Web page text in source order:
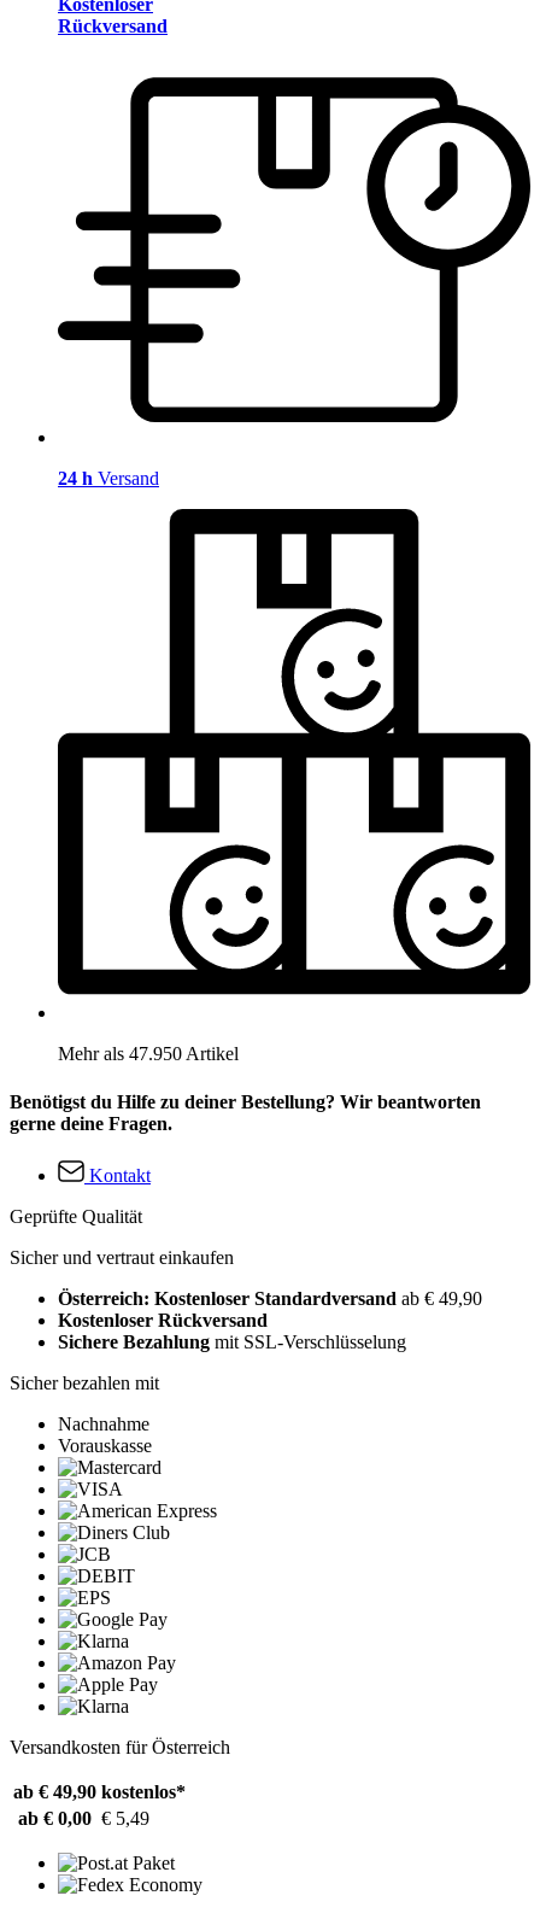
Kostenloser
Rückversand
24 h Versand
Mehr als 47.950 Artikel
Benötigst du Hilfe zu deiner Bestellung? Wir beantworten
gerne deine Fragen.
Kontakt
Geprüfte Qualität
Sicher und vertraut einkaufen
Österreich: Kostenloser Standardversand ab € 49,90
Kostenloser Rückversand
Sichere Bezahlung mit SSL-Verschlüsselung
Sicher bezahlen mit
Nachnahme
Vorauskasse
Versandkosten für Österreich
ab € 49,90 kostenlos*
ab € 0,00 € 5,49